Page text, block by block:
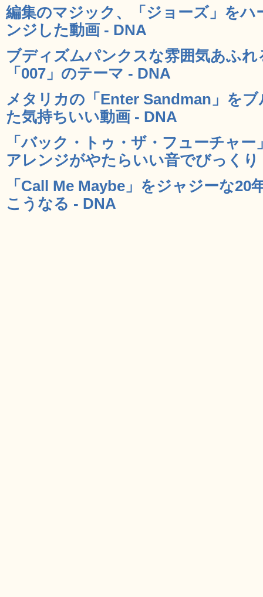
編集のマジック、「ジョーズ」を
ンジした動画 - DNA
ブディズムパンクスな雰囲気あふ
「007」のテーマ - DNA
メタリカの「Enter Sandman」を
た気持ちいい動画 - DNA
「バック・トゥ・ザ・フューチャ
アレンジがやたらいい音でびっくり
「Call Me Maybe」をジャジーな20
こうなる - DNA